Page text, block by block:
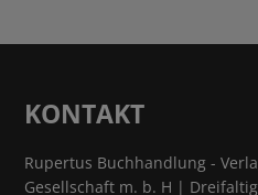
KONTAKT
Rupertus Buchhandlung -
Gesellschaft m. b. H |